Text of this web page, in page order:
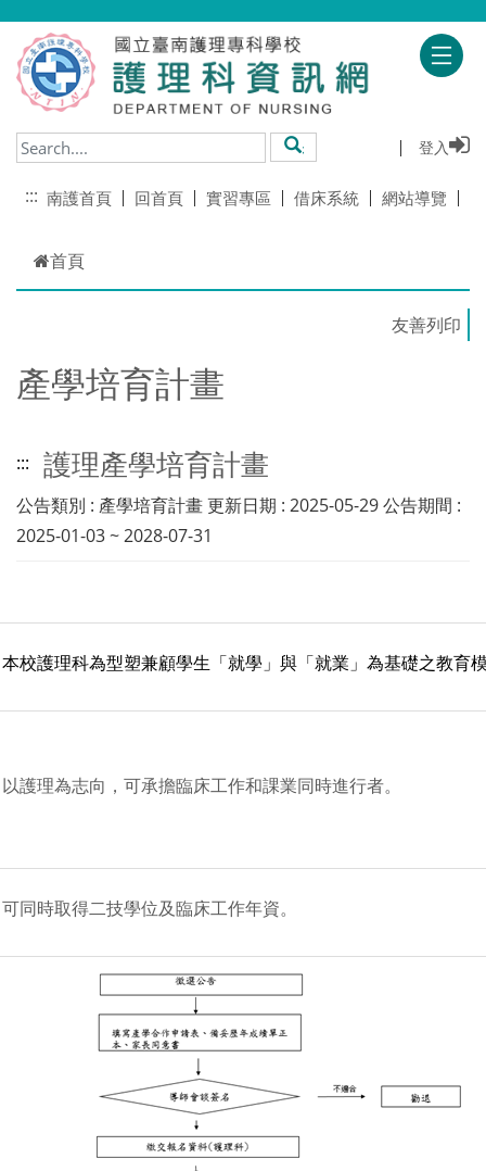
搜尋 登入
::: 南護首頁 回首頁 實習專區 借床系統 網站導覽
首頁
產學培育計畫
::: 護理產學培育計畫
公告類別 : 產學培育計畫 更新日期 : 2025-05-29 公告期間 :
2025-01-03 ~ 2028-07-31
本校護理科為型塑兼顧學生「就學」與「就業」為基礎之教育
以護理為志向，可承擔臨床工作和課業同時進行者。
可同時取得二技學位及臨床工作年資。